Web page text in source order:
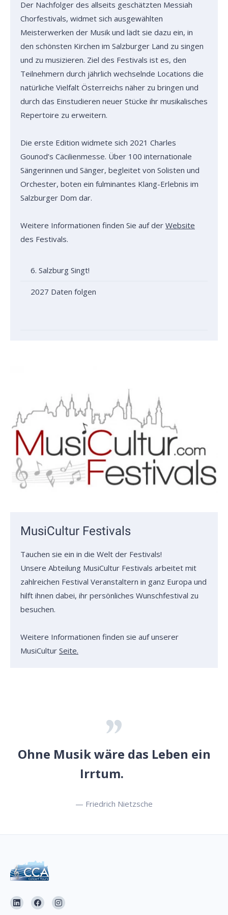
Der Nachfolger des allseits geschätzten Messiah
Chorfestivals, widmet sich ausgewählten
Meisterwerken der Musik und lädt sie dazu ein, in
den schönsten Kirchen im Salzburger Land zu singen
und zu musizieren. Ziel des Festivals ist es, den
Teilnehmern durch jährlich wechselnde Locations die
natürliche Vielfalt Österreichs näher zu bringen und
durch das Einstudieren neuer Stücke ihr musikalisches
Repertoire zu erweitern.
Die erste Edition widmete sich 2021 Charles
Gounod’s Cäcilienmesse. Über 100 internationale
Sängerinnen und Sänger, begleitet von Solisten und
Orchester, boten ein fulminantes Klang-Erlebnis im
Salzburger Dom dar.
Weitere Informationen finden Sie auf der Website
des Festivals.
6. Salzburg Singt!
2027 Daten folgen
MusiCultur Festivals
Tauchen sie ein in die Welt der Festivals!
Unsere Abteilung MusiCultur Festivals arbeitet mit
zahlreichen Festival Veranstaltern in ganz Europa und
hilft ihnen dabei, ihr persönliches Wunschfestival zu
besuchen.
Weitere Informationen finden sie auf unserer
MusiCultur Seite.
Ohne Musik wäre das Leben ein
Irrtum.
— Friedrich Nietzsche